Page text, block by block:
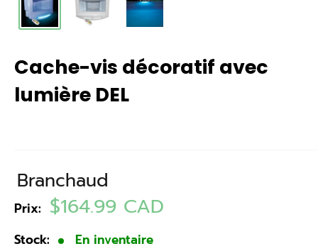
Cache-vis décoratif avec
lumière DEL
Branchaud
Prix: Prix
$164.99 CAD
Stock:
En inventaire